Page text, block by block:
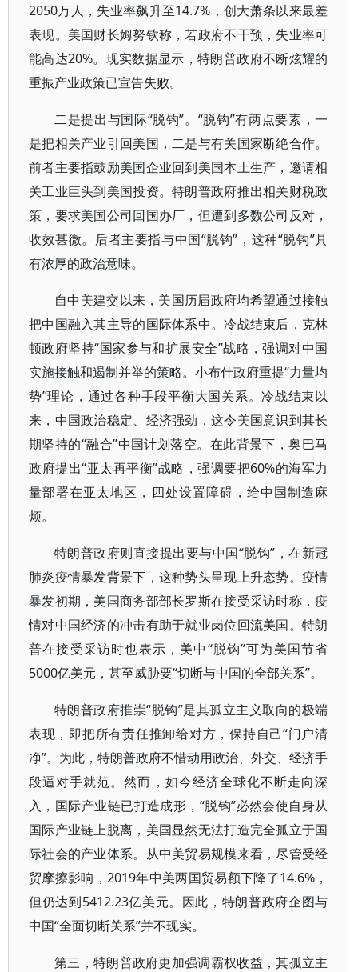
2050万人，失业率飙升至14.7%，创大萧条以来最差
表现。美国财长姆努钦称，若政府不干预，失业率可
能高达20%。现实数据显示，特朗普政府不断炫耀的
重振产业政策已宣告失败。
二是提出与国际“脱钩”。“脱钩”有两点要素，一
是把相关产业引回美国，二是与有关国家断绝合作。
前者主要指鼓励美国企业回到美国本土生产，邀请相
关工业巨头到美国投资。特朗普政府推出相关财税政
策，要求美国公司回国办厂，但遭到多数公司反对，
收效甚微。后者主要指与中国“脱钩”，这种“脱钩”具
有浓厚的政治意味。
自中美建交以来，美国历届政府均希望通过接触
把中国融入其主导的国际体系中。冷战结束后，克林
顿政府坚持“国家参与和扩展安全”战略，强调对中国
实施接触和遏制并举的策略。小布什政府重提“力量均
势”理论，通过各种手段平衡大国关系。冷战结束以
来，中国政治稳定、经济强劲，这令美国意识到其长
期坚持的“融合”中国计划落空。在此背景下，奥巴马
政府提出“亚太再平衡”战略，强调要把60%的海军力
量部署在亚太地区，四处设置障碍，给中国制造麻
烦。
特朗普政府则直接提出要与中国“脱钩”，在新冠
肺炎疫情暴发背景下，这种势头呈现上升态势。疫情
暴发初期，美国商务部部长罗斯在接受采访时称，疫
情对中国经济的冲击有助于就业岗位回流美国。特朗
普在接受采访时也表示，美中“脱钩”可为美国节省
5000亿美元，甚至威胁要“切断与中国的全部关系”。
特朗普政府推崇“脱钩”是其孤立主义取向的极端
表现，即把所有责任推卸给对方，保持自己“门户清
净”。为此，特朗普政府不惜动用政治、外交、经济手
段逼对手就范。然而，如今经济全球化不断走向深
入，国际产业链已打造成形，“脱钩”必然会使自身从
国际产业链上脱离，美国显然无法打造完全孤立于国
际社会的产业体系。从中美贸易规模来看，尽管受经
贸摩擦影响，2019年中美两国贸易额下降了14.6%，
但仍达到5412.23亿美元。因此，特朗普政府企图与
中国“全面切断关系”并不现实。
第三，特朗普政府更加强调霸权收益，其孤立主